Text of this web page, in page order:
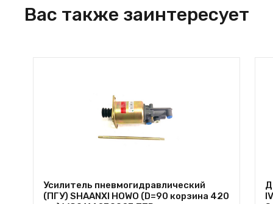
Вас также заинтересует
Усилитель пневмогидравлический
(ПГУ) SHAANXI HOWO (D=90 корзина 420